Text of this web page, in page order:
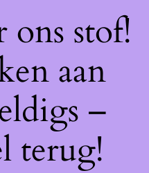
stof!
aan
–
terug!